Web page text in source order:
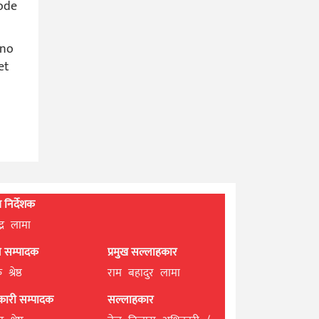
निर्देशक
लामा
सम्पादक
सम्पादक
प्रमुख सल्लाहकार
राम बहादुर लामा
सल्लाहकार